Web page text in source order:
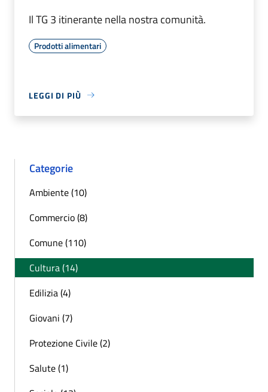
Il TG 3 itinerante nella nostra comunità.
Prodotti alimentari
LEGGI DI PIÙ
Categorie
Ambiente (10)
Commercio (8)
Comune (110)
Cultura (14)
Edilizia (4)
Giovani (7)
Protezione Civile (2)
Salute (1)